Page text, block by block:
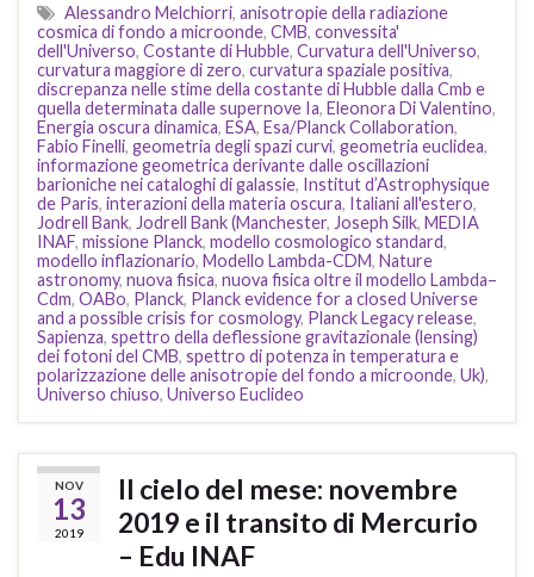
Alessandro Melchiorri, anisotropie della radiazione
cosmica di fondo a microonde, CMB, convessita'
dell'Universo, Costante di Hubble, Curvatura dell'Universo,
curvatura maggiore di zero, curvatura spaziale positiva,
discrepanza nelle stime della costante di Hubble dalla Cmb e
quella determinata dalle supernove Ia, Eleonora Di Valentino,
Energia oscura dinamica, ESA, Esa/Planck Collaboration,
Fabio Finelli, geometria degli spazi curvi, geometria euclidea,
informazione geometrica derivante dalle oscillazioni
barioniche nei cataloghi di galassie, Institut d’Astrophysique
de Paris, interazioni della materia oscura, Italiani all'estero,
Jodrell Bank, Jodrell Bank (Manchester, Joseph Silk, MEDIA
INAF, missione Planck, modello cosmologico standard,
modello inflazionario, Modello Lambda-CDM, Nature
astronomy, nuova fisica, nuova fisica oltre il modello Lambda–
Cdm, OABo, Planck, Planck evidence for a closed Universe
and a possible crisis for cosmology, Planck Legacy release,
Sapienza, spettro della deflessione gravitazionale (lensing)
dei fotoni del CMB, spettro di potenza in temperatura e
polarizzazione delle anisotropie del fondo a microonde, Uk),
Universo chiuso, Universo Euclideo
NOV
13
2019
Il cielo del mese: novembre
2019 e il transito di Mercurio
– Edu INAF